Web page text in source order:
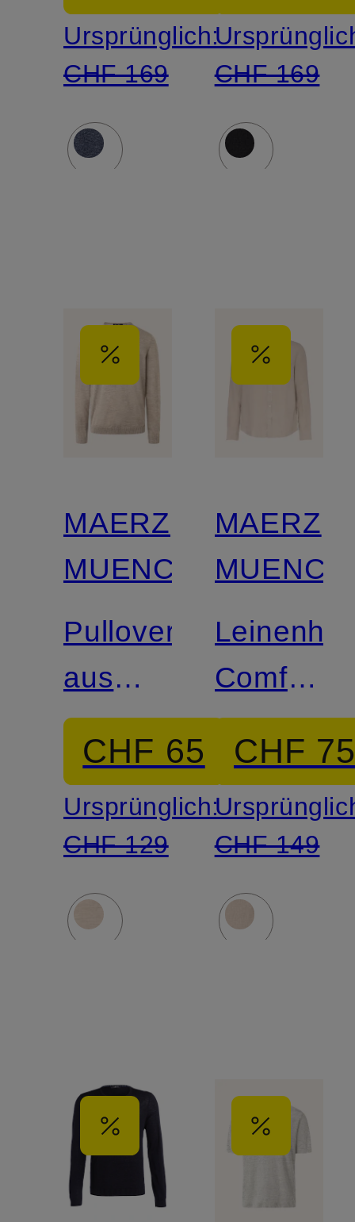
Ursprünglich:
CHF 169
CHF 169
MAERZ
MUENCHEN
Pullover
aus
Merinowolle
CHF 65
Ursprünglich:
CHF 129
MAERZ
Comfort
Fit
CHF
CHF 149